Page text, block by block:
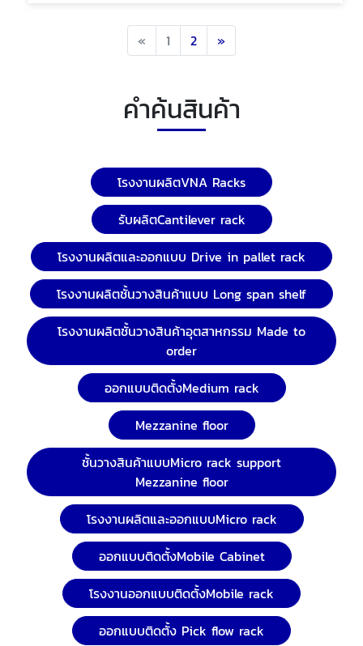
« Previous
1 2 »Next
คำค้นสินค้า
โรงงานผลิตVNA Racks
รับผลิตCantilever rack
โรงงานผลิตและออกแบบ Drive in pallet rack
โรงงานผลิตชั้นวางสินค้าแบบ Long span shelf
โรงงานผลิตชั้นวางสินค้าอุตสาหกรรม Made to
order
ออกแบบติดตั้งMedium rack
Mezzanine floor
ชั้นวางสินค้าแบบMicro rack support
Mezzanine floor
โรงงานผลิตและออกแบบMicro rack
ออกแบบติดตั้งMobile Cabinet
โรงงานออกแบบติดตั้งMobile rack
ออกแบบติดตั้ง Pick flow rack